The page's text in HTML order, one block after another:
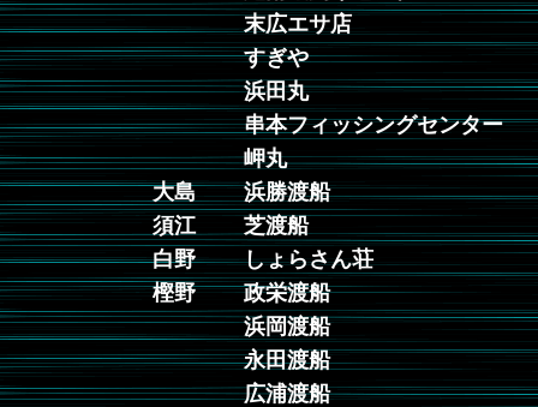
末広エサ店
すぎや
浜田丸
串本フィッシングセンター
岬丸
大島
浜勝渡船
須江
芝渡船
白野
しょらさん荘
樫野
政栄渡船
浜岡渡船
永田渡船
広浦渡船